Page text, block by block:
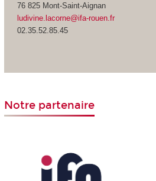
76 825 Mont-Saint-Aignan
ludivine.lacorne@ifa-rouen.fr
02.35.52.85.45
Notre partenaire